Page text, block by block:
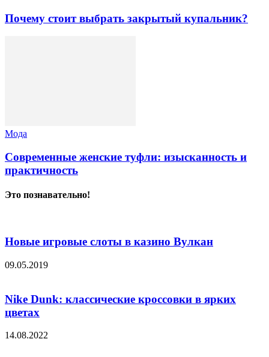
Почему стоит выбрать закрытый купальник?
Мода
Современные женские туфли: изысканность и
практичность
Это познавательно!
Новые игровые слоты в казино Вулкан
09.05.2019
Nike Dunk: классические кроссовки в ярких
цветах
14.08.2022